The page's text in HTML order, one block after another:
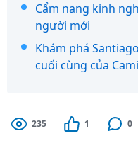
Cẩm nang kinh
người mới
Khám phá
cuối cùng của
235 1 0